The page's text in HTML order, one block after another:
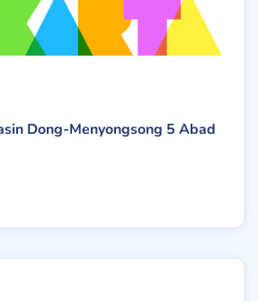
Dong-Menyongsong 5 Abad